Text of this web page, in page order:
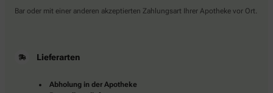
Bar oder mit einer anderen akzeptierten Zahlungsart Ihrer Apotheke vor Ort.
Lieferarten
Abholung in der Apotheke